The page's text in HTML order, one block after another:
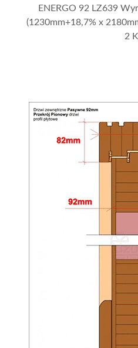
ENERGO 92 LZ639
(1230mm+18,7% x
2 K